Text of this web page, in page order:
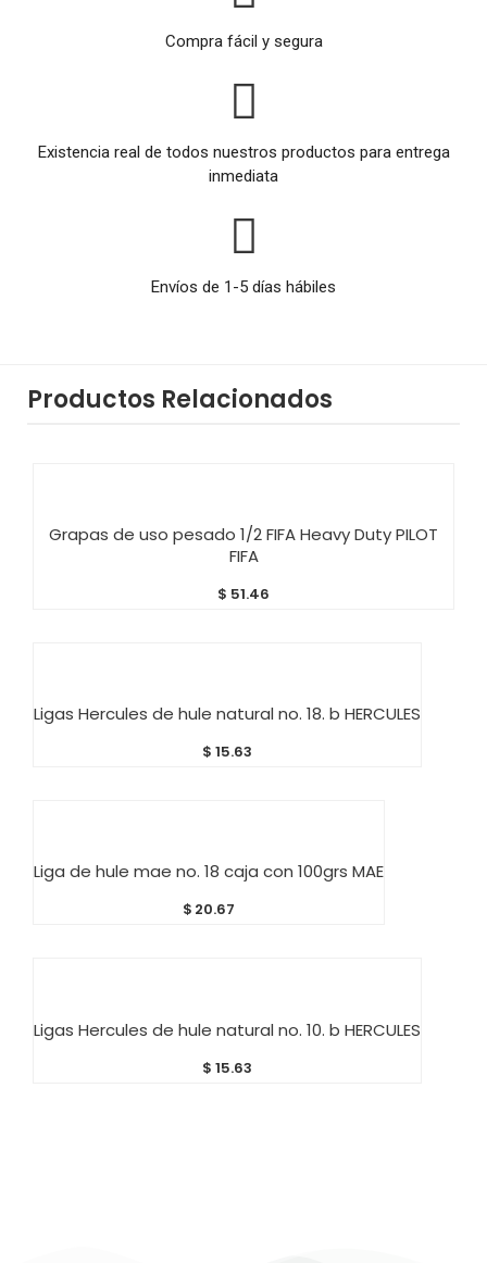
Compra fácil y segura
Existencia real de todos nuestros productos para entrega
inmediata
Envíos de 1-5 días hábiles
Productos Relacionados
Grapas de uso pesado 1/2 FIFA Heavy Duty PILOT
FIFA
$ 51.46
Ligas Hercules de hule natural no. 18. b HERCULES
$ 15.63
Liga de hule mae no. 18 caja con 100grs MAE
$ 20.67
Ligas Hercules de hule natural no. 10. b HERCULES
$ 15.63